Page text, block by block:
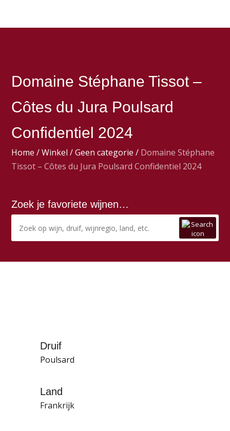
Domaine Stéphane Tissot –
Côtes du Jura Poulsard
Confidentiel 2024
Home /Winkel /Geen categorie / Domaine Stéphane
Tissot – Côtes du Jura Poulsard Confidentiel 2024
Zoek je favoriete wijnen…
Druif
Poulsard
Land
Frankrijk